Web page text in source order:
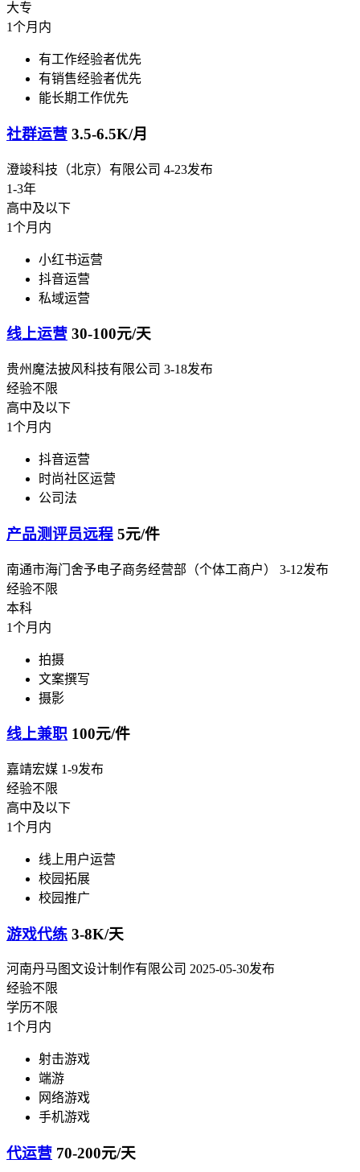
大专
1个月内
有工作经验者优先
有销售经验者优先
能长期工作优先
社群运营 3.5-6.5K/月
澄竣科技（北京）有限公司 4-23发布
1-3年
高中及以下
1个月内
小红书运营
抖音运营
私域运营
线上运营 30-100元/天
贵州魔法披风科技有限公司 3-18发布
经验不限
高中及以下
1个月内
抖音运营
时尚社区运营
公司法
产品测评员远程 5元/件
南通市海门舍予电子商务经营部（个体工商户）
3-12发布
经验不限
本科
1个月内
拍摄
文案撰写
摄影
线上兼职 100元/件
嘉靖宏媒 1-9发布
经验不限
高中及以下
1个月内
线上用户运营
校园拓展
校园推广
游戏代练 3-8K/天
河南丹马图文设计制作有限公司 2025-05-30发布
经验不限
学历不限
1个月内
射击游戏
端游
网络游戏
手机游戏
代运营 70-200元/天